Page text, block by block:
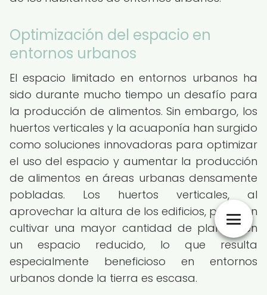
Optimización del espacio en
entornos urbanos
El espacio limitado en entornos urbanos ha
sido durante mucho tiempo un desafío para
la producción de alimentos. Sin embargo, los
huertos verticales y la acuaponía han surgido
como soluciones innovadoras para optimizar
el uso del espacio y aumentar la producción
de alimentos en áreas urbanas densamente
pobladas. Los huertos verticales, al
aprovechar la altura de los edificios, permiten
cultivar una mayor cantidad de plantas en
un espacio reducido, lo que resulta
especialmente beneficioso en entornos
urbanos donde la tierra es escasa.